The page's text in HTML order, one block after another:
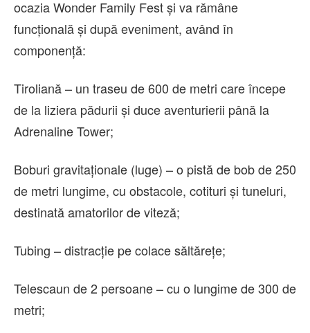
ocazia Wonder Family Fest și va rămâne
funcțională și după eveniment, având în
componență:
Tiroliană – un traseu de 600 de metri care începe
de la liziera pădurii și duce aventurierii până la
Adrenaline Tower;
Boburi gravitaționale (luge) – o pistă de bob de 250
de metri lungime, cu obstacole, cotituri și tuneluri,
destinată amatorilor de viteză;
Tubing – distracție pe colace săltărețe;
Telescaun de 2 persoane – cu o lungime de 300 de
metri;